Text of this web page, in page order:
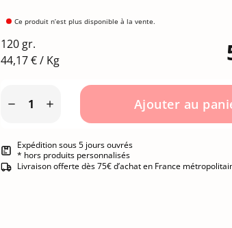
Ce produit n’est plus disponible à la vente.
120 gr.
44,17 € / Kg
  Ajouter au
Expédition sous 5 jours ouvrés
* hors produits personnalisés
Livraison offerte dès 75€ d’achat en France